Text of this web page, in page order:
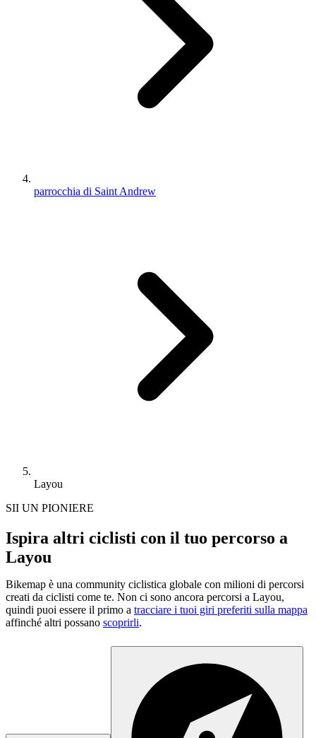
parrocchia di Saint Andrew
Layou
SII UN PIONIERE
Ispira altri ciclisti con il tuo percorso a
Layou
Bikemap è una community ciclistica globale con milioni di percorsi
creati da ciclisti come te. Non ci sono ancora percorsi a Layou,
quindi puoi essere il primo a tracciare i tuoi giri preferiti sulla mappa
affinché altri possano scoprirli.